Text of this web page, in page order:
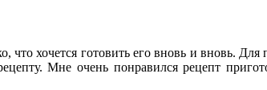
что хочется готовить его вновь и вновь.
Мне очень понравился рецепт